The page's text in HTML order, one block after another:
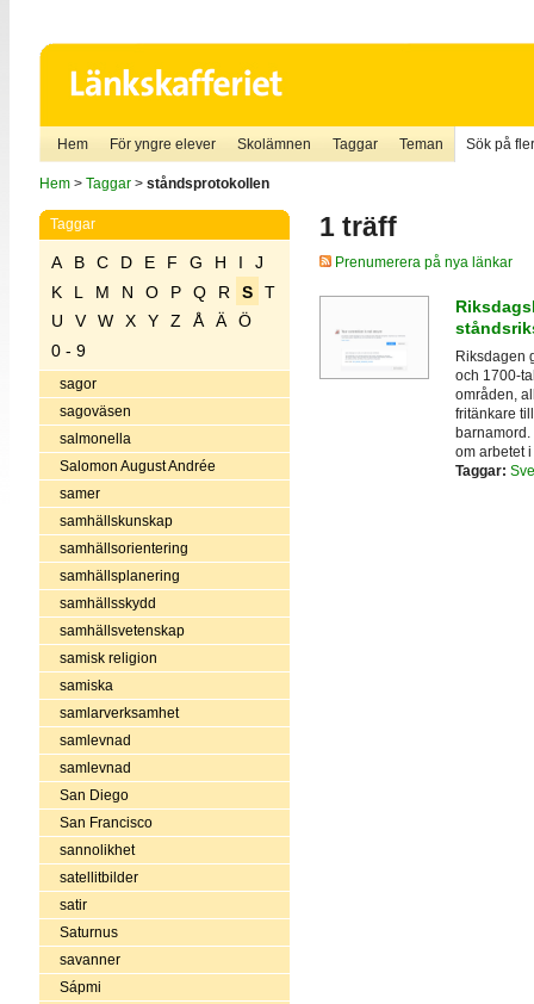
Hem För yngre elever Skolämnen Taggar Teman Sök på
Hem> Taggar> ståndsprotokollen
Taggar
A B C D E F G H I
J
K
L M N O P Q R S
T
U
V W X Y Z Å Ä
Ö
0 - 9
sagor
sagoväsen
salmonella
Salomon August Andrée
samer
samhällskunskap
samhällsorientering
samhällsplanering
samhällsskydd
samhällsvetenskap
samisk religion
samiska
samlarverksamhet
samlevnad
samlevnad
San Diego
San Francisco
sannolikhet
satellitbilder
satir
Saturnus
savanner
Sápmi
1 träff
Prenumerera på nya länkar
Riksdagen
och 1700-
områden,
fritänkare
barnamord.
om arbetet
Taggar: